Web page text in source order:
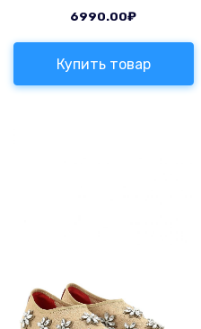
6990.00₽
Купить товар